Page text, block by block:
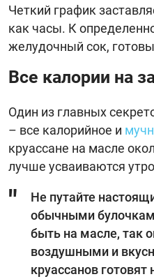
Четкий график
как часы. К
желудочный сок,
Все калории на
Один из главных
– все калорийное и
круассане на масле
лучше усваиваются
Не путайте
обычными
быть на масле, так
воздушными и
круассанов